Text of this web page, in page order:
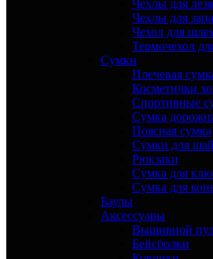
Чехлы для
Чехлы для
Чехол для
Термочехол
Сумки
Плечевая
Косметички
Спортивные
Сумка
Поясная сумка
Сумки для
Рюкзаки
Сумка для
Сумка для
Баулы
Аксессуары
Вышивной
Бейсболки